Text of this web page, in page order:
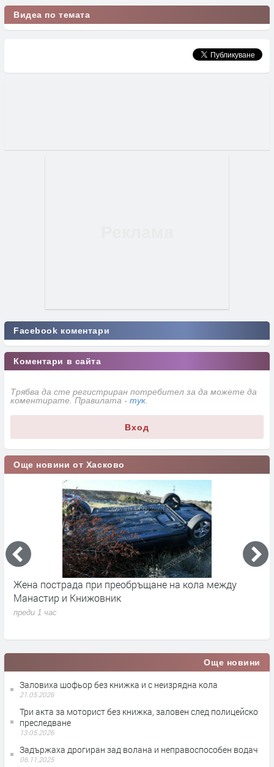
Видеа по темата
Facebook коментари
Коментари в сайта
Трябва да сте регистриран потребител за да можете да
коментирате. Правилата - тук
Вход
Още новини от Хасково
Жена пострада при преобръщане на кола между
Манастир и Книжовник
преди 1 час
Още новини
Заловиха шофьор без книжка и с неизрядна кола
21.05.2026
Три акта за моторист без книжка, заловен след полицейско
преследване
13.05.2026
Задържаха дрогиран зад волана и неправоспособен водач
06.11.2025